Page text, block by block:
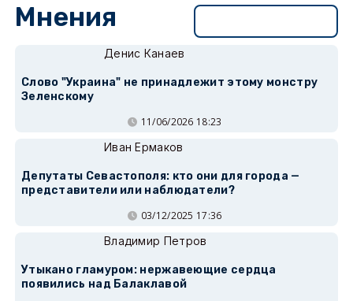
Мнения
Денис Канаев
Слово "Украина" не принадлежит этому монстру
Зеленскому
11/06/2026 18:23
Иван Ермаков
Депутаты Севастополя: кто они для города —
представители или наблюдатели?
03/12/2025 17:36
Владимир Петров
Утыкано гламуром: нержавеющие сердца
появились над Балаклавой